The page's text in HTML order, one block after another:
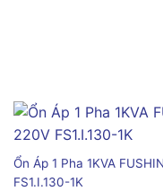
Ổn Áp 1 Pha 1KVA
FS1.I.130-1K